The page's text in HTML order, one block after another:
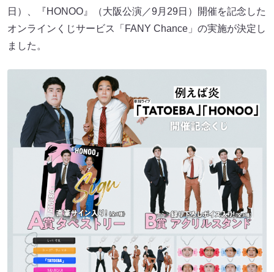
日）、『HONOO』（大阪公演／9月29日）開催を記念した
オンラインくじサービス「FANY Chance」の実施が決定し
ました。